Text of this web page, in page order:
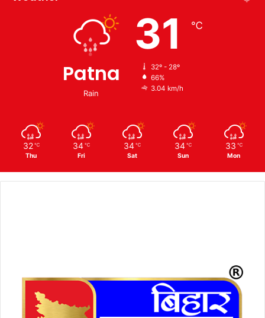
Patna
Rain
31 ℃
32º - 28º
66%
3.04 km/h
32 ℃
Thu
34 ℃
Fri
34 ℃
Sat
34 ℃
Sun
33 ℃
Mon